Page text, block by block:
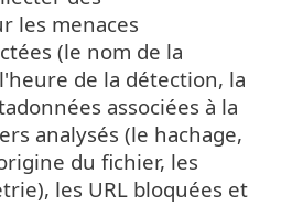
les menaces
(le nom de la
de la détection, la
associées à la
analysés (le hachage,
du fichier, les
les URL bloquées et